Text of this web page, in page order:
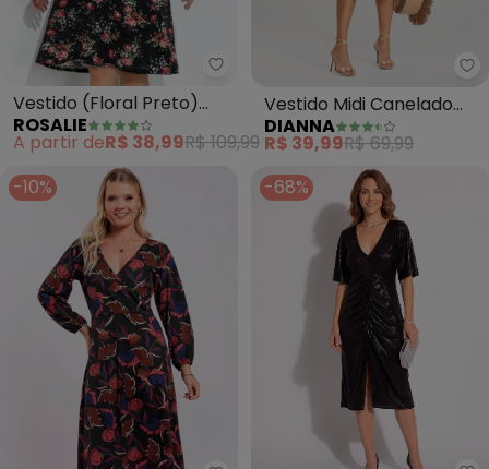
Rosalie - Vestido (Floral Preto)
Vestido (Floral Preto)
com Gola
ROSALIE
A partir deR$ 38,99R$ 109,99
Vestido Midi Canelado
(Preto)
DIANNA
R$ 39,99R$ 69,99
-10%
-68%